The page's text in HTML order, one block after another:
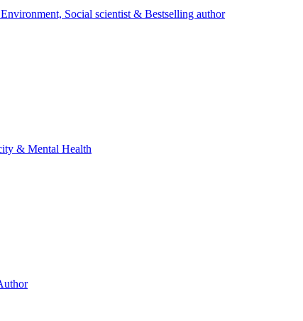
Social scientist & Bestselling author
& Mental Health